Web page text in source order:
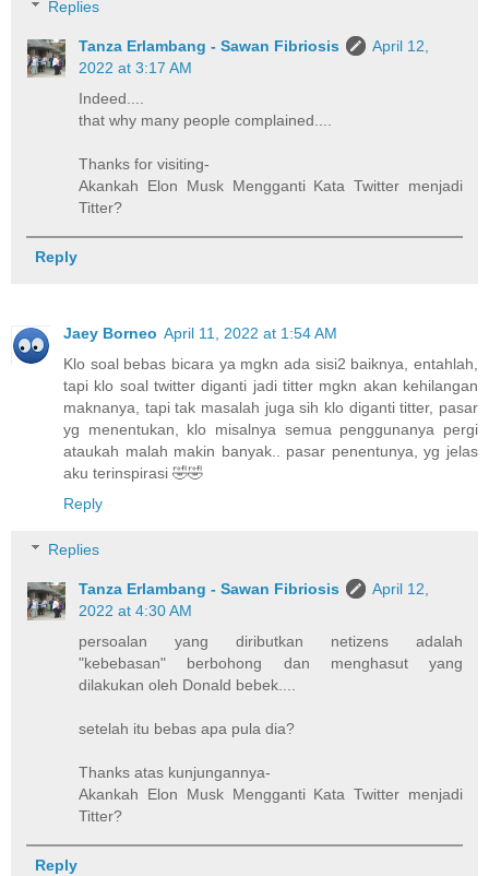
Replies
Tanza Erlambang - Sawan Fibriosis
April 12,
2022 at 3:17 AM
Indeed....
that why many people complained....
Thanks for visiting-
Akankah Elon Musk Mengganti Kata Twitter menjadi
Titter?
Reply
Jaey Borneo April 11, 2022 at 1:54 AM
Klo soal bebas bicara ya mgkn ada sisi2 baiknya, entahlah,
tapi klo soal twitter diganti jadi titter mgkn akan kehilangan
maknanya, tapi tak masalah juga sih klo diganti titter, pasar
yg menentukan, klo misalnya semua penggunanya pergi
ataukah malah makin banyak.. pasar penentunya, yg jelas
aku terinspirasi 🤣🤣
Reply
Replies
Tanza Erlambang - Sawan Fibriosis
April 12,
2022 at 4:30 AM
persoalan yang diributkan netizens adalah
"kebebasan" berbohong dan menghasut yang
dilakukan oleh Donald bebek....
setelah itu bebas apa pula dia?
Thanks atas kunjungannya-
Akankah Elon Musk Mengganti Kata Twitter menjadi
Titter?
Reply